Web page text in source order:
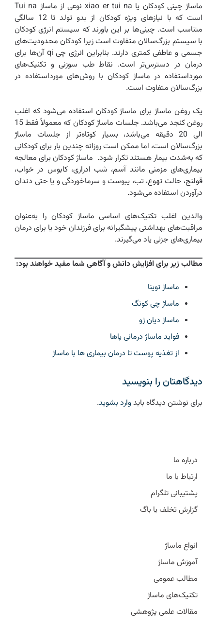
ماساژ چینی کودکان یا xiao er tui na نوعی از ماساژ Tui na
است که با نیازهای ویژه کودکان از بدو تولد تا 12 سالگی
متناسب است. چینی‌ها بر این باورند که سیستم انرژی کودکان
با سیستم بزرگ‌سالان متفاوت است زیرا کودکان محدودیت‌های
جسمی و عاطفی کمتری دارند. بنابراین انرژی چی qi آن‌ها برای
درمان در دسترس‌تر است. نقاط طب سوزنی و تکنیک‌های
مورداستفاده در ماساژ کودکان با روش‌های مورداستفاده در
بزرگ‌سالان متفاوت است.
یک روغن ماساژ برای ماساژ کودکان استفاده می‌شود که اغلب
روغن کنجد می‌باشد. جلسات ماساژ کودکان که معمولاً فقط 15
الی 20 دقیقه می‌باشد، بسیار کوتاه‌تر از جلسات ماساژ
بزرگ‌سالان است، اما ممکن است روزانه چندین بار برای کودکانی
که به‌شدت بیمار هستند تکرار شود. ماساژ کودکان برای معالجه
بیماری‌های مزمنی مانند آسم، شب ادراری، کابوس در خواب،
قولنج، حالت تهوع، تب، یبوست و سرماخوردگی و یا حتی دندان
درآوردن استفاده می‌شود.
والدین اغلب تکنیک‌های اساسی ماساژ کودکان را به‌عنوان
مراقبت‌های بهداشتی پیشگیرانه برای فرزندان خود یا برای درمان
بیماری‌های جزئی یاد می‌گیرند.
مطالب زیر برای افزایش دانش و آگاهی شما مفید خواهند بود:
ماساژ توینا
ماساژ چی کونگ
ماساژ دیان ژو
فواید ماساژ درمانی پاها
از تغذیه پوست تا درمان بیماری ها با ماساژ
دیدگاهتان را بنویسید
برای نوشتن دیدگاه بایدوارد بشوید.
درباره ما
ارتباط با ما
پشتیبانی تلگرام
گزارش تخلف یا باگ
انواع ماساژ
آموزش ماساژ
مطالب عمومی
تکنیک‌های ماساژ
مقالات علمی پژوهشی